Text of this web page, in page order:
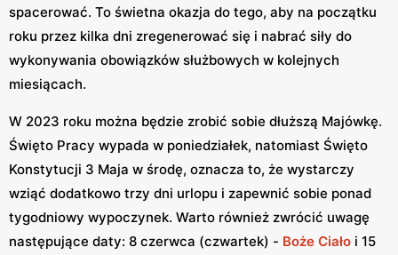
spacerować. To świetna okazja do tego, aby na początku
roku przez kilka dni zregenerować się i nabrać siły do
wykonywania obowiązków służbowych w kolejnych
miesiącach.
W 2023 roku można będzie zrobić sobie dłuższą Majówkę.
Święto Pracy wypada w poniedziałek, natomiast Święto
Konstytucji 3 Maja w środę, oznacza to, że wystarczy
wziąć dodatkowo trzy dni urlopu i zapewnić sobie ponad
tygodniowy wypoczynek. Warto również zwrócić uwagę
następujące daty: 8 czerwca (czwartek) - Boże Ciało i 15